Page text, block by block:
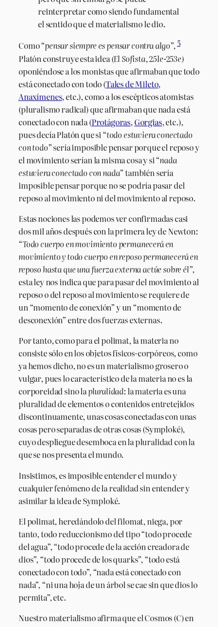
reinterpretar como siendo fundamental
el sentido que el materialismo le dio.
Como “pensar siempre es pensar contra algo”,5
Platón construye esta idea (El Sofista, 251e-253e)
oponiéndose a los monistas que afirmaban que todo
está conectado con todo (Tales de Mileto,
Anaxímenes, etc.), como a los escépticos atomistas
(pluralismo radical) que afirmaban que nada está
conectado con nada (Protágoras,Gorgias, etc.),
pues decía Platón que si “todo estuviera conectado
con todo” sería imposible pensar porque el reposo y
el movimiento serían la misma cosa y si “nada
estuviera conectado con nada”también sería
imposible pensar porque no se podría pasar del
reposo al movimiento ni del movimiento al reposo.
Estas nociones las podemos ver confirmadas casi
dos mil años después con la primera ley de Newton:
“Todo cuerpo en movimiento permanecerá en
movimiento y todo cuerpo en reposo permanecerá en
reposo hasta que una fuerza externa actúe sobre él”,
esta ley nos indica que para pasar del movimiento al
reposo o del reposo al movimiento se requiere de
un “momento de conexión” y un “momento de
desconexión” entre dos fuerzas externas.
Por tanto, como para el polimat, la materia no
consiste sólo en los objetos físicos-corpóreos, como
ya hemos dicho, no es un materialismo grosero o
vulgar, pues lo característico de la materia no es la
corporeidad sino lapluralidad: la materia es una
pluralidad de elementos o contenidos entretejidos
discontinuamente, unas cosas conectadas con unas
cosas pero separadas de otras cosas (Symploké),
cuyo despliegue desemboca en la pluralidad con la
que se nos presenta el mundo.
Insistimos, es imposible entender el mundo y
cualquier fenómeno de la realidad sin entender y
asimilar la idea de Symploké.
El polimat, heredándolo del filomat, niega, por
tanto, todo reduccionismo del tipo “todo procede
del agua”, “todo procede de la acción creadora de
dios”, “todo procede de los quarks”, “todo está
conectado con todo”, “nada está conectado con
nada”, “ni una hoja de un árbol se cae sin que dios lo
permita”, etc.
Nuestro materialismo afirma que el Cosmos (C) en